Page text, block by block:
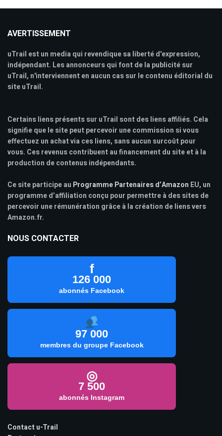
AVERTISSEMENT
uTrail est un media qui revendique sa liberté d'expression,
indépendant. Les annonceurs qui font de la publicité sur
uTrail, n'interviennent en aucun cas sur le contenu éditorial du
site uTrail.
Certains liens présents sur uTrail sont des liens affiliés. Cela
signifie que le site peut percevoir une commission si vous
effectuez un achat via ces liens, sans aucun surcoût pour
vous. Ces revenus contribuent au financement du site et à la
production de contenus indépendants.
Ce site participe au Programme Partenaires d’Amazon EU, un
programme d’affiliation conçu pour permettre à des sites de
percevoir une rémunération grâce à la création de liens vers
Amazon.fr.
NOUS CONTACTER
f
126 000
abonnés Facebook
97 000
membres du groupe Facebook
◎
7 500
abonnés Instagram
Contact u-Trail